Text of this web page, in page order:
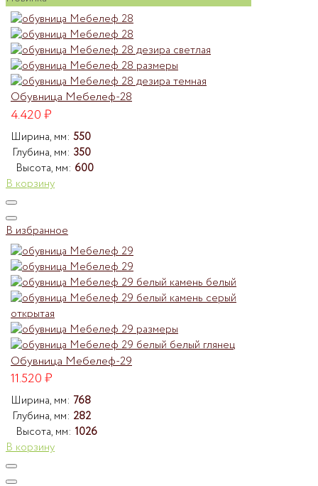
Обувница Мебелеф-28
4.420₽
Ширина, мм: 550
Глубина, мм: 350
Высота, мм: 600
В корзину
В избранное
Обувница Мебелеф-29
11.520₽
Ширина, мм: 768
Глубина, мм: 282
Высота, мм: 1026
В корзину